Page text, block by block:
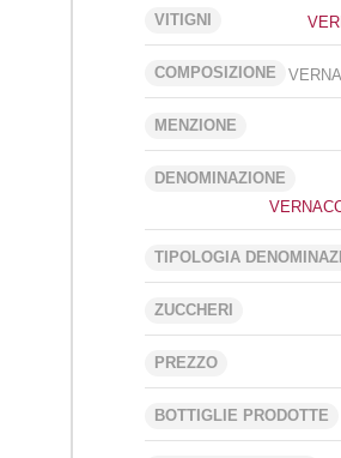
VITIGNI
COMPOSIZIONE
MENZIONE
DENOMINAZIONE
TIPOLOGIA
ZUCCHERI
PREZZO
BOTTIGLIE PRODOTTE